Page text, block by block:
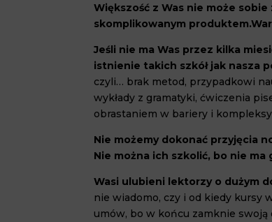
Większość z Was nie może
skomplikowanym produktem.
Jeśli nie ma Was przez kilka
istnienie takich szkół jak nasza
czyli… brak metod, przypadkowi
wykłady z gramatyki, ćwiczenia
obrastaniem w bariery i
Nie możemy dokonać przyjęcia
Nie można ich szkolić, bo nie
Wasi ulubieni lektorzy o dużym
nie wiadomo, czy i od kiedy kursy
umów, bo w końcu zamknie swoją